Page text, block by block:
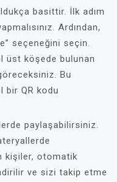
basittir. İlk adım
Ardından,
seçeneğini seçin.
üst köşede bulunan
Bu
bir QR kodu
paylaşabilirsiniz.
kişiler, otomatik
ve sizi takip etme